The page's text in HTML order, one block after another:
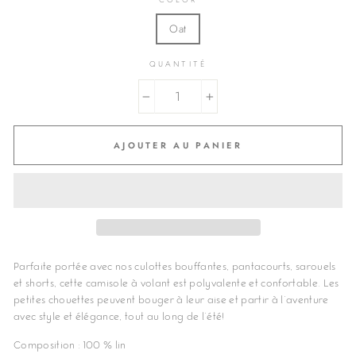
Oat
QUANTITÉ
+
AJOUTER AU PANIER
Parfaite portée avec nos culottes bouffantes, pantacourts, sarouels
et shorts, cette camisole à volant est polyvalente et confortable. Les
petites chouettes peuvent bouger à leur aise et partir à l'aventure
avec style et élégance, tout au long de l'été!
Composition : 100 % lin